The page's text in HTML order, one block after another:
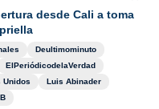
desde Cali a toma
Deultimominuto
ElPeriódicodelaVerdad
Unidos
Luis Abinader